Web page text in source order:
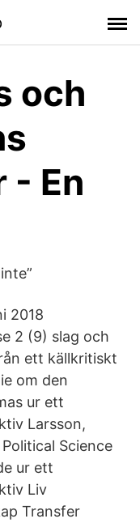
och
- En
2018
2 (9) slag och
ett källkritiskt
om den
ur ett
Larsson,
Science
ur ett
Liv
Transfer